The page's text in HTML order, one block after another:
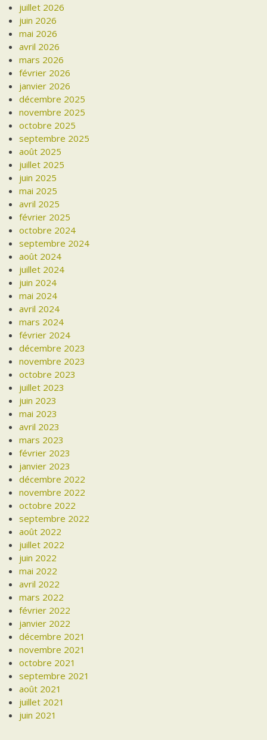
juillet 2026
juin 2026
mai 2026
avril 2026
mars 2026
février 2026
janvier 2026
décembre 2025
novembre 2025
octobre 2025
septembre 2025
août 2025
juillet 2025
juin 2025
mai 2025
avril 2025
février 2025
octobre 2024
septembre 2024
août 2024
juillet 2024
juin 2024
mai 2024
avril 2024
mars 2024
février 2024
décembre 2023
novembre 2023
octobre 2023
juillet 2023
juin 2023
mai 2023
avril 2023
mars 2023
février 2023
janvier 2023
décembre 2022
novembre 2022
octobre 2022
septembre 2022
août 2022
juillet 2022
juin 2022
mai 2022
avril 2022
mars 2022
février 2022
janvier 2022
décembre 2021
novembre 2021
octobre 2021
septembre 2021
août 2021
juillet 2021
juin 2021